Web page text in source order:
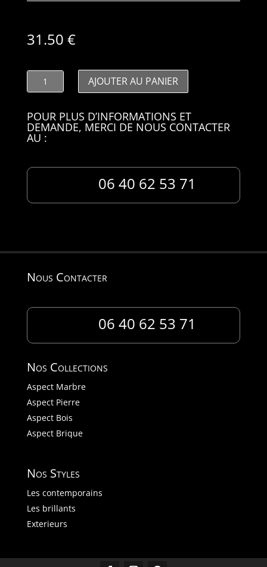
31.50 €
quantité
de
AJOUTER AU PANIER
POUR PLUS D’INFORMATIONS ET
DEMANDE, MERCI DE NOUS CONTACTER
AU :
06 40 62 53 71
Nous Contacter
06 40 62 53 71
Nos Collections
Aspect Marbre
Aspect Pierre
Aspect Bois
Aspect Brique
Nos Styles
Les contemporains
Les brillants
Exterieurs